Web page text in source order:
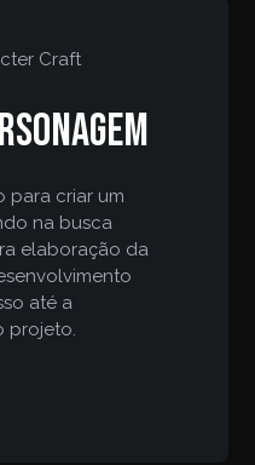
Craft
para criar um
na busca
elaboração da
até a
projeto.